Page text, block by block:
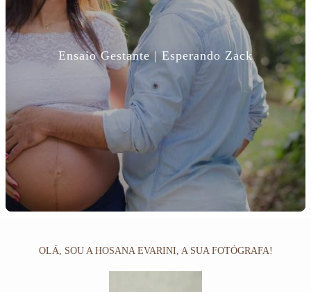
Ensaio Gestante | Esperando Zack
OLÁ, SOU A HOSANA EVARINI, A SUA FOTÓGRAFA!